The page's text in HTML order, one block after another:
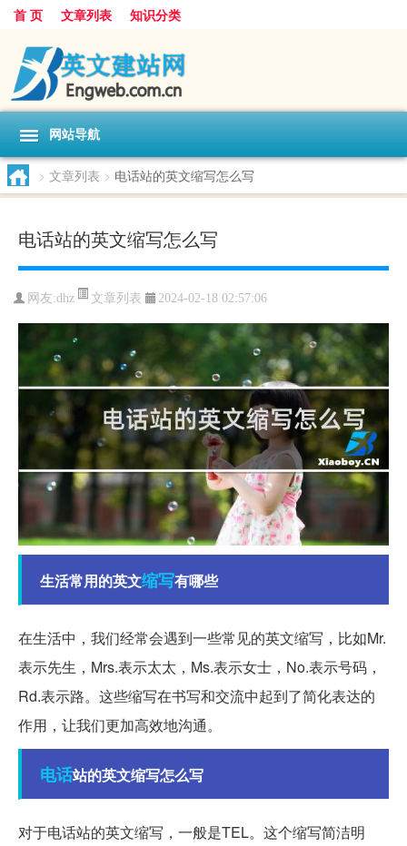
首 页 文章列表 知识分类
网站导航
> 文章列表 > 电话站的英文缩写怎么写
电话站的英文缩写怎么写
网友:dhz 文章列表 2024-02-18 02:57:06
生活常用的英文缩写有哪些
在生活中，我们经常会遇到一些常见的英文缩写，比如Mr.
表示先生，Mrs.表示太太，Ms.表示女士，No.表示号码，
Rd.表示路。这些缩写在书写和交流中起到了简化表达的
作用，让我们更加高效地沟通。
电话站的英文缩写怎么写
对于电话站的英文缩写，一般是TEL。这个缩写简洁明